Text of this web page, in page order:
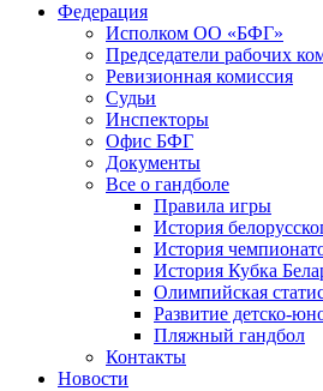
Федерация
Исполком ОО «БФГ»
Председатели рабочих
Ревизионная комиссия
Судьи
Инспекторы
Офис БФГ
Документы
Все о гандболе
Правила игры
История
История
История Кубка
Олимпийская
Развитие детско-
Пляжный гандбол
Контакты
Новости